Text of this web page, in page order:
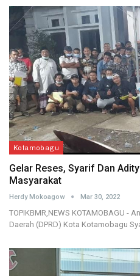
Kotamobagu
Gelar Reses, Syarif Dan
Masyarakat
Herdy Mokoagow Mar 30, 2022
TOPIKBMR,NEWS KOTAMOBAGU -
Daerah (DPRD) Kota Kotamobagu